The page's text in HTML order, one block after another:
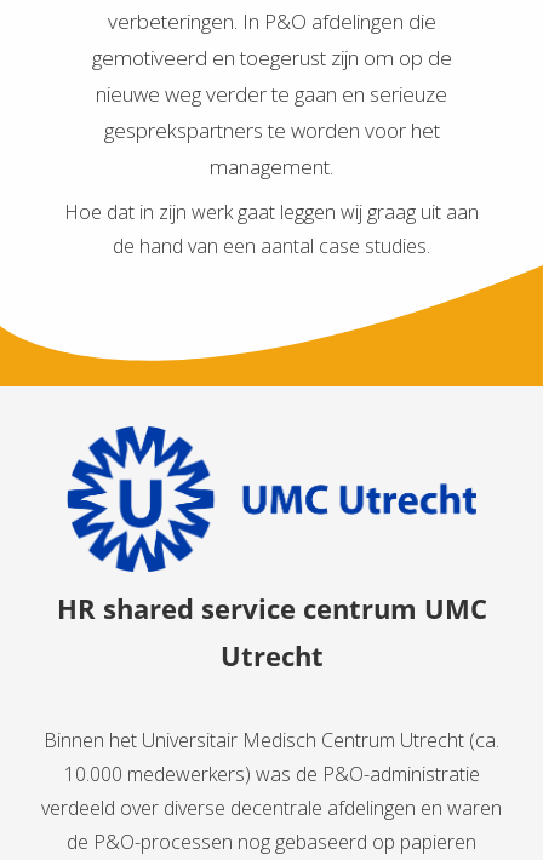
verbeteringen. In P&O afdelingen die
gemotiveerd en toegerust zijn om op de
nieuwe weg verder te gaan en serieuze
gesprekspartners te worden voor het
management.
Hoe dat in zijn werk gaat leggen wij graag uit aan
de hand van een aantal case studies.
HR shared service centrum UMC
Utrecht
Binnen het Universitair Medisch Centrum Utrecht (ca.
10.000 medewerkers) was de P&O-administratie
verdeeld over diverse decentrale afdelingen en waren
de P&O-processen nog gebaseerd op papieren